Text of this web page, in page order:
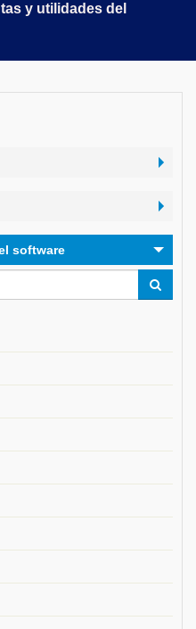
y utilidades del
software